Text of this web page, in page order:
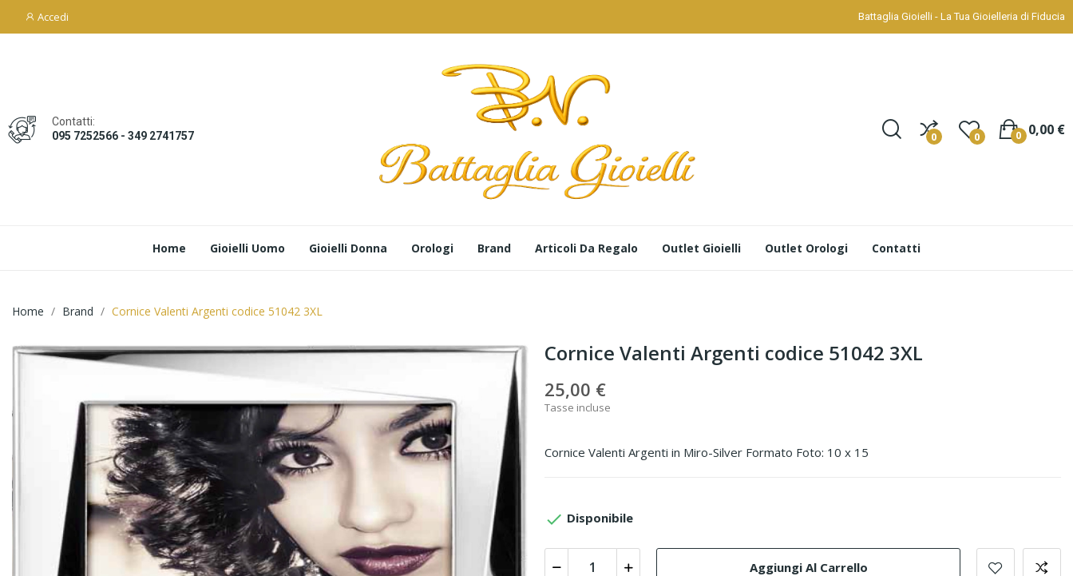
Accedi Battaglia Gioielli - La Tua Gioielleria di Fiducia
Contatti:
095 7252566 - 349 2741757
0 0 0,00 €
0
Home Gioielli Uomo Gioielli Donna Orologi Brand Articoli Da Regalo Outlet Gioielli Outlet Orologi Contatti
Home Brand Cornice Valenti Argenti codice 51042 3XL
Cornice Valenti Argenti codice 51042 3XL
25,00 €
Tasse incluse
Cornice Valenti Argenti in Miro-Silver Formato Foto: 10 x 15
 Disponibile
Aggiungi Al Carrello